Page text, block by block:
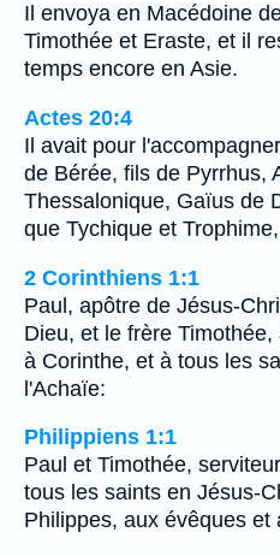
Il envoya en Macédoine
Timothée et Eraste, et il
temps encore en Asie.
Actes 20:4
Il avait pour
de Bérée, fils de Pyrrhus,
Thessalonique, Gaïus de
que Tychique et
2 Corinthiens 1:1
Paul, apôtre de Jésus-
Dieu, et le frère
à Corinthe, et à tous les
l'Achaïe:
Philippiens 1:1
Paul et Timothée,
tous les saints en Jésus-
Philippes, aux évêques et